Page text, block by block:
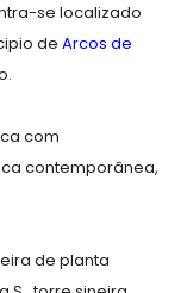
se localizado
de Arcos de
com
contemporânea,
de planta